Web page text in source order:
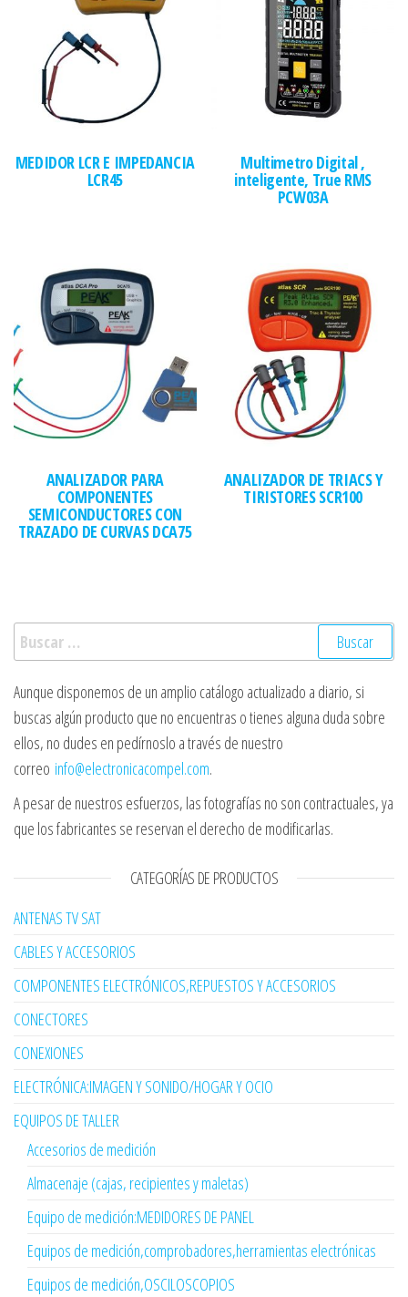
MEDIDOR LCR E IMPEDANCIA
LCR45
Multimetro Digital ,
inteligente, True RMS
PCW03A
ANALIZADOR PARA
COMPONENTES
SEMICONDUCTORES CON
TRAZADO DE CURVAS DCA75
ANALIZADOR DE TRIACS Y
TIRISTORES SCR100
Buscar:
Aunque disponemos de un amplio catálogo actualizado a diario, si
buscas algún producto que no encuentras o tienes alguna duda sobre
ellos, no dudes en pedírnoslo a través de nuestro
correo info@electronicacompel.com.
A pesar de nuestros esfuerzos, las fotografías no son contractuales, ya
que los fabricantes se reservan el derecho de modificarlas.
CATEGORÍAS DE PRODUCTOS
ANTENAS TV SAT
CABLES Y ACCESORIOS
COMPONENTES ELECTRÓNICOS,REPUESTOS Y ACCESORIOS
CONECTORES
CONEXIONES
ELECTRÓNICA:IMAGEN Y SONIDO/HOGAR Y OCIO
EQUIPOS DE TALLER
Accesorios de medición
Almacenaje (cajas, recipientes y maletas)
Equipo de medición:MEDIDORES DE PANEL
Equipos de medición,comprobadores,herramientas electrónicas
Equipos de medición,OSCILOSCOPIOS